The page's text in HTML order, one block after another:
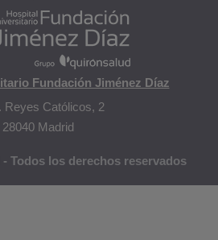
Fundación Jiménez Díaz
Reyes Católicos, 2
28040 Madrid
Todos los derechos reservados